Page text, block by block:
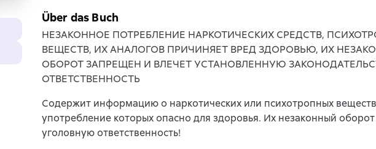
Über das Buch
НЕЗАКОННОЕ ПОТРЕБЛЕНИЕ НАРКОТИЧЕСКИХ СРЕДСТВ,
ВЕЩЕСТВ, ИХ АНАЛОГОВ ПРИЧИНЯЕТ ВРЕД ЗДОРОВЬЮ, ИХ
ОБОРОТ ЗАПРЕЩЕН И ВЛЕЧЕТ УСТАНОВЛЕННУЮ
ОТВЕТСТВЕННОСТЬ
Содержит информацию о наркотических или психотропных
употребление которых опасно для здоровья. Их незаконный оборот
уголовную ответственность!